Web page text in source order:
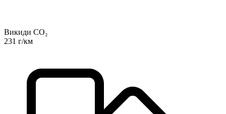
Викиди CO₂
231 г/км